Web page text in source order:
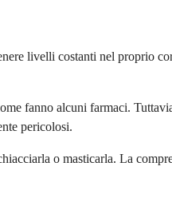
livelli costanti nel proprio
fanno alcuni farmaci.
pericolosi.
o masticarla. La